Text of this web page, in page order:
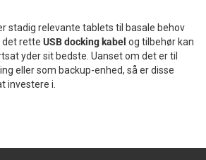
stadig relevante tablets til basale behov
det rette USB docking kabel og tilbehør kan
yder sit bedste. Uanset om det er til
eller som backup-enhed, så er disse
investere i.